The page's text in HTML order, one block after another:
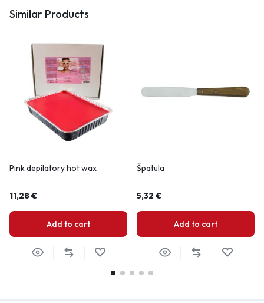
Similar Products
Pink depilatory hot wax
11,28€
Add to cart
Špatula
5,32 €
Add to cart